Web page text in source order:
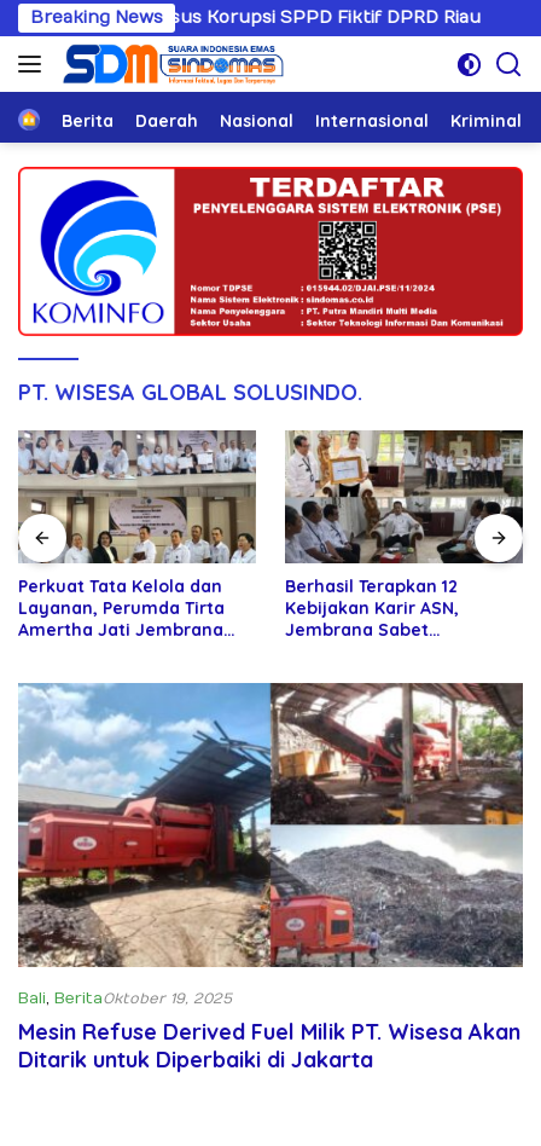
Langsung
ke
konten
Breaking News
Kasus Korupsi SPPD Fiktif DPRD Riau
HomeBerita Daerah Nasional Internasional Kriminal
PT. WISESA GLOBAL SOLUSINDO.
Perkuat Tata Kelola dan
Layanan, Perumda Tirta
Amertha Jati Jembrana
Berhasil Terapkan 12
Kebijakan Karir ASN,
Jembrana Sabet
Bali, BeritaOktober 19, 2025
Mesin Refuse Derived Fuel Milik PT. Wisesa Akan
Ditarik untuk Diperbaiki di Jakarta